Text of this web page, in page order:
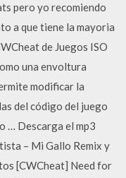
pero yo recomiendo
a que tiene la mayoria
de Juegos ISO
una envoltura
modificar la
del código del juego
… Descarga el mp3
– Mi Gallo Remix y
[CWCheat] Need for